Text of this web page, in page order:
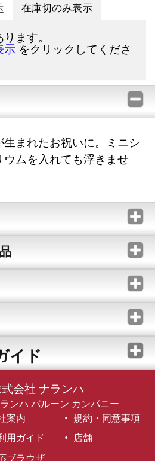
在庫切のみ表示
ます。
示 をクリックしてくださ
まれたお祝いに。ミニシ
ウムを入れても浮きませ
イド
会社 ナランハ
ンハ バルーン カンパニー
案内
規約・同意事項
用ガイド
店舗
ブラウザ